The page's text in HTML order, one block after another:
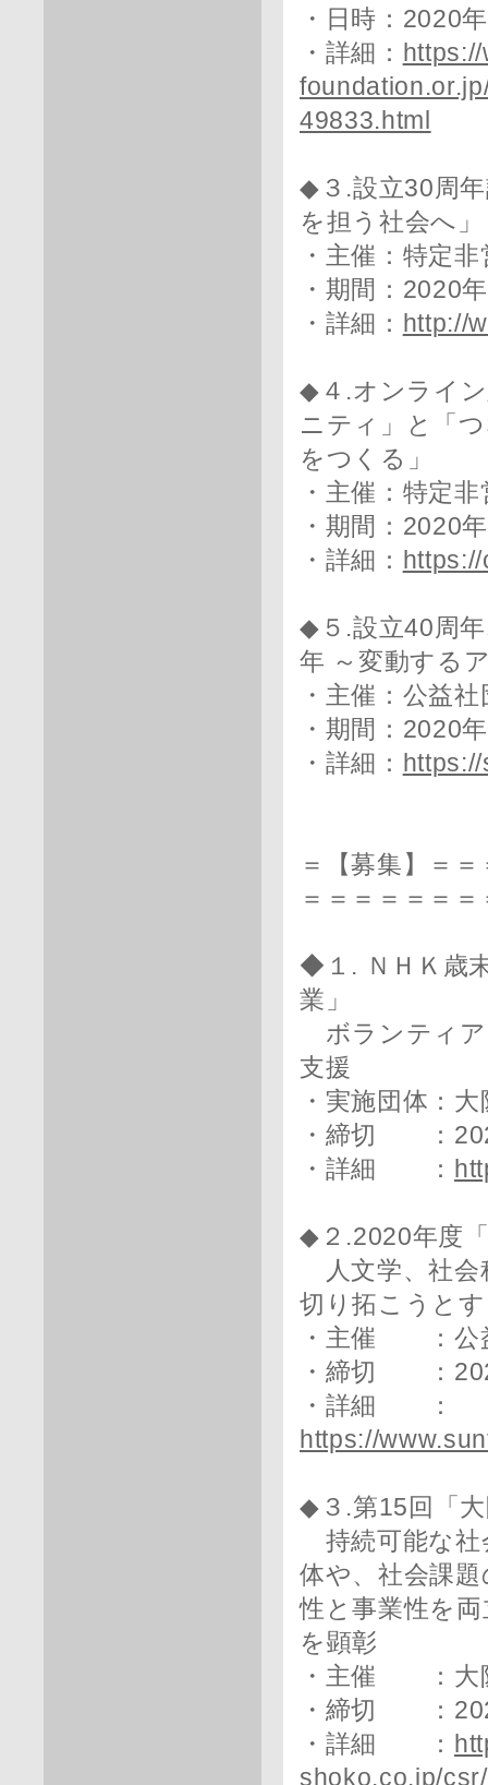
・日時：2020
・詳細：
49833.html
◆３.設立30周
を担う社会へ」
・主催：特定
・期間：2020
・詳細： http://
◆４.オンライ
ニティ」と「
をつくる」
・主催：特定
・期間：2020
・詳細：
◆５.設立40周
年 ～変動する
・主催：公益
・期間：2020
・詳細：
＝【募集】＝
＝＝＝＝＝＝＝
◆１. ＮＨＫ歳
業」
ボランティア
支援
・実施団体：
・締切 ：
・詳細 ：
◆２.2020年度
人文学、社会
切り拓こうと
・主催 ：公
・締切 ：
・詳細 ：
https://
◆３.第15回「
持続可能な社
体や、社会課
性と事業性を
を顕彰
・主催 ：大
・締切 ：
・詳細 ：
shoko.co.jp/